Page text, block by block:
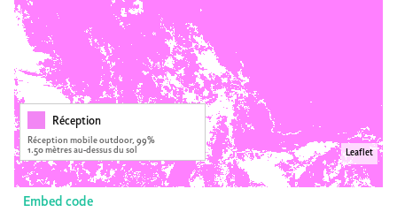
Leaflet
Réception
Réception mobile outdoor, 99%
1.50 mètres au-dessus du sol
Embed code